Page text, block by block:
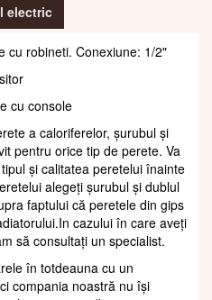
electric
cu robineti. Conexiune: 1/2"
cu console
a caloriferelor, șurubul și
pentru orice tip de perete. Va
și calitatea peretelui înainte
alegeți șurubul și dublul
faptului că peretele din gips
cazului în care aveți
să consultați un specialist.
în totdeauna cu un
compania noastră nu își